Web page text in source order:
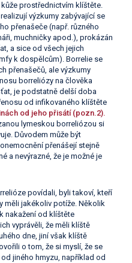
prostřednictvím klíštěte.
výzkumy zabývající se
přenašeče (např. různého
muchničky apod.), prokázán
a sice od všech jejich
k dospělcům). Borrelie se
přenašečů, ale výzkumy
borreliózy na člověka
je podstatně delší doba
od infikovaného klíštěte
od jeho přisátí (pozn.2).
lymeskou borreliózou si
Důvodem může být
přenášejí stejně
a nevýrazné, že je možné je
povídali, byli takoví, kteří
měli jakékoliv potíže. Několik
nakažení od klíštěte
vyprávěli, že měli klíště
dne, jiní však klíště
o tom, že si myslí, že se
jiného hmyzu, například od